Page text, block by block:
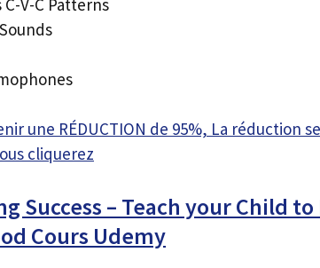
V-C Patterns
une RÉDUCTION de 95%, La réduction
cliquerez
Success – Teach your Child
Cours Udemy